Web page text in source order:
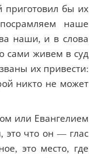
приготовил бы их
наше
наши, и в слова
сами живем в суд
их привести:
никто не может
или Евангелием
что он — глас
это место, где